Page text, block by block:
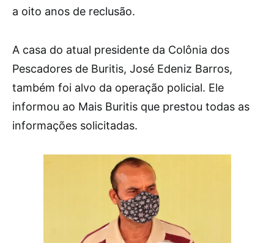
a oito anos de reclusão.
A casa do atual presidente da Colônia dos
Pescadores de Buritis, José Edeniz Barros,
também foi alvo da operação policial. Ele
informou ao Mais Buritis que prestou todas as
informações solicitadas.